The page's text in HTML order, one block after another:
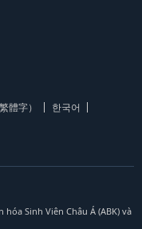
體字）
한국어
Sinh Viên Châu Á (ABK) và